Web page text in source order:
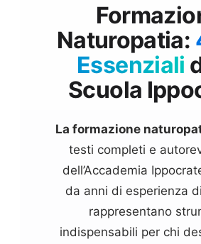
Naturopatia:
Essenziali
Scuola
La formazione
testi completi e
dell’Accademia
da anni di esperienza
rappresentano
indispensabili per chi